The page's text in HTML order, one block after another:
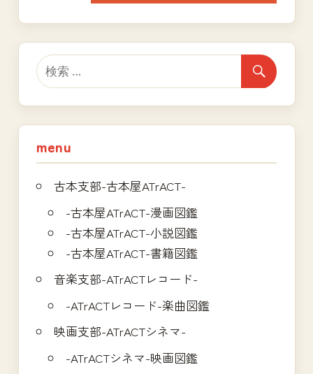
ビ
ゲ
ー
シ
ョ
ン
の
記
事:
menu
古本支部-古本屋ATrACT-
-古本屋ATrACT-漫画図鑑
-古本屋ATrACT-小説図鑑
-古本屋ATrACT-書籍図鑑
音楽支部-ATrACTレコード-
-ATrACTレコード-楽曲図鑑
映画支部-ATrACTシネマ-
-ATrACTシネマ-映画図鑑